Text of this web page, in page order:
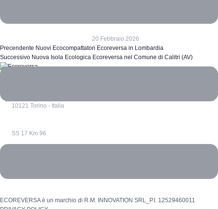
20 Febbraio 2026
Precendente Nuovi Ecocompattatori Ecoreversa in Lombardia
Successivo Nuova Isola Ecologica Ecoreversa nel Comune di Calitri (AV)
10121 Torino - Italia
SS 17 Km 96
ECOREVERSA è un marchio di R.M. INNOVATION SRL_P.I. 12529460011